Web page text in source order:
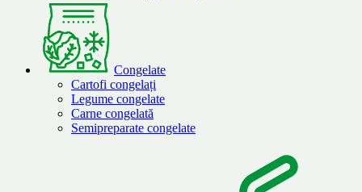
Congelate
Cartofi congelați
Legume congelate
Carne congelată
Semipreparate congelate